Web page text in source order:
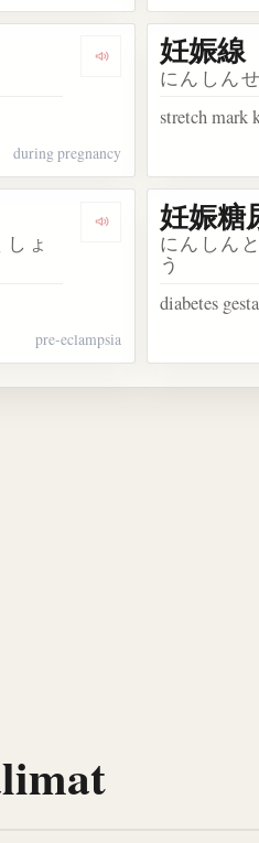
Dengarkan kosakata
during pregnancy
妊娠線
にんしん
stretch mark
Dengarkan kosakata
ょ
pre-eclampsia
妊娠糖
にんしん
う
diabetes